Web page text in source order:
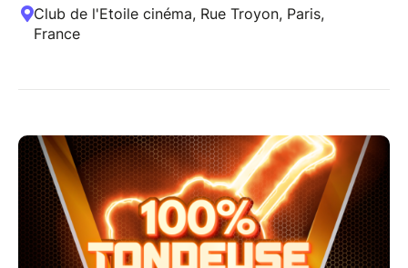
Club de l'Etoile cinéma, Rue Troyon, Paris,
France